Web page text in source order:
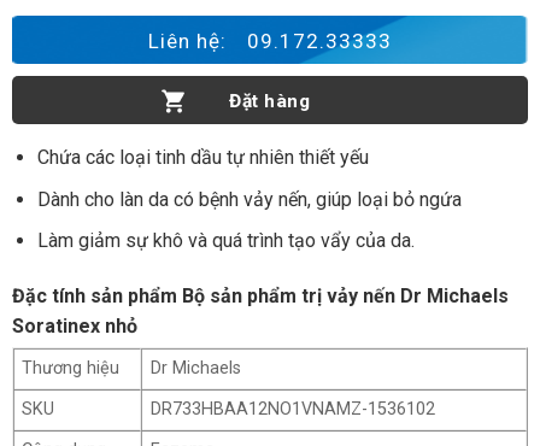
Liên hệ: 09.172.33333
Đặt hàng
Chứa các loại tinh dầu tự nhiên thiết yếu
Dành cho làn da có bệnh vảy nến, giúp loại bỏ ngứa
Làm giảm sự khô và quá trình tạo vẩy của da.
Đặc tính sản phẩm Bộ sản phẩm trị vảy nến Dr Michaels
Soratinex nhỏ
Thương hiệu
Dr Michaels
SKU
DR733HBAA12NO1VNAMZ-1536102